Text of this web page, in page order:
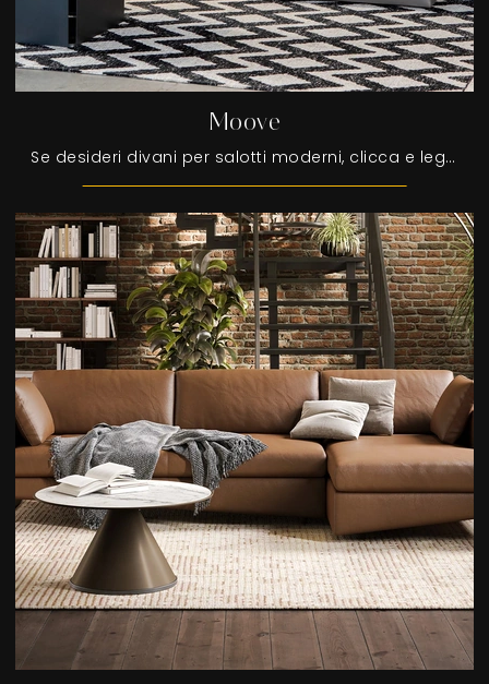
Moove
Se desideri divani per salotti moderni, clicca e leggi di più sul modello Moove in pelle del marchio Tonin Casa.